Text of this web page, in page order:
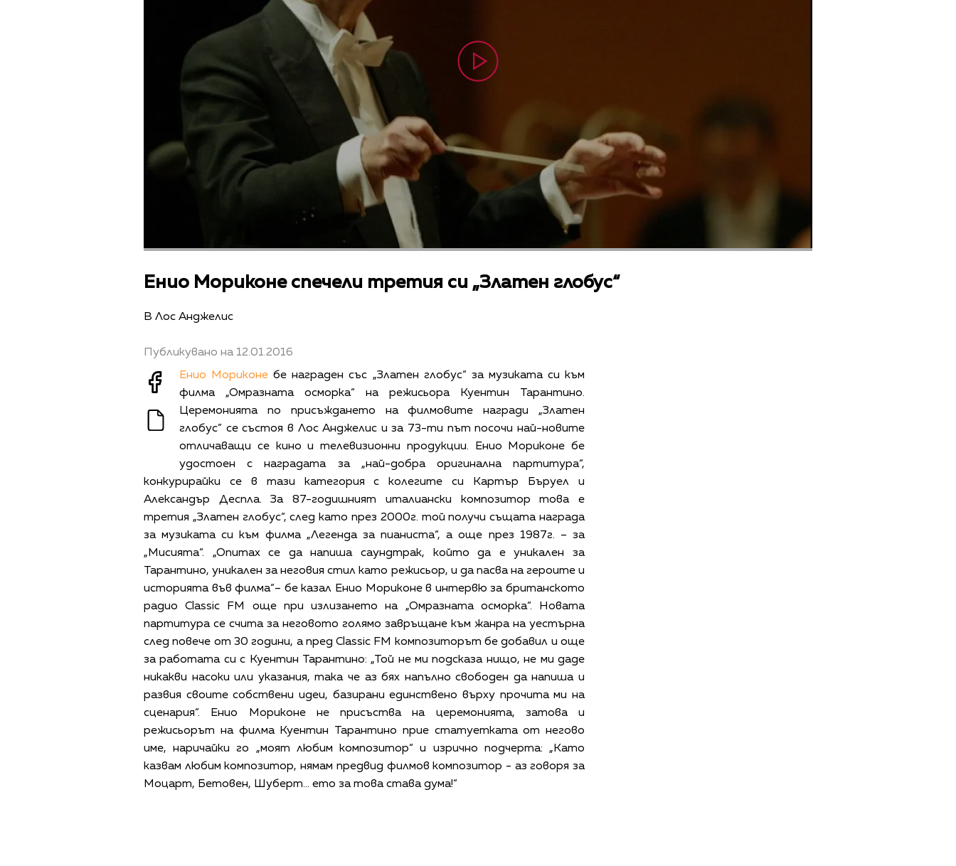
Енио Мориконе спечели третия си „Златен глобус“
В Лос Анджелис
Публикувано на 12.01.2016
Енио Мориконе бе награден със „Златен глобус“ за музиката си към
филма „Омразната осморка“ на режисьора Куентин Тарантино.
Церемонията по присъждането на филмовите награди „Златен
глобус” се състоя в Лос Анджелис и за 73-ти път посочи най-новите
отличаващи се кино и телевизионни продукции. Енио Мориконе бе
удостоен с наградата за „най-добра оригинална партитура“,
конкурирайки се в тази категория с колегите си Картър Бъруел и
Александър Деспла. За 87-годишният италиански композитор това е
третия „Златен глобус“, след като през 2000г. той получи същата награда
за музиката си към филма „Легенда за пианиста“, а още през 1987г. – за
„Мисията“. „Опитах се да напиша саундтрак, който да е уникален за
Тарантино, уникален за неговия стил като режисьор, и да пасва на героите и
историята във филма“– бе казал Енио Мориконе в интервю за британското
радио Classic FM още при излизането на „Омразната осморка“. Новата
партитура се счита за неговото голямо завръщане към жанра на уестърна
след повече от 30 години, а пред Classic FM композиторът бе добавил и още
за работата си с Куентин Тарантино: „Той не ми подсказа нищо, не ми даде
никакви насоки или указания, така че аз бях напълно свободен да напиша и
развия своите собствени идеи, базирани единствено върху прочита ми на
сценария“. Енио Мориконе не присъства на церемонията, затова и
режисьорът на филма Куентин Тарантино прие статуетката от негово
име, наричайки го „моят любим композитор“ и изрично подчерта: „Като
казвам любим композитор, нямам предвид филмов композитор - аз говоря за
Моцарт, Бетовен, Шуберт… ето за това става дума!“